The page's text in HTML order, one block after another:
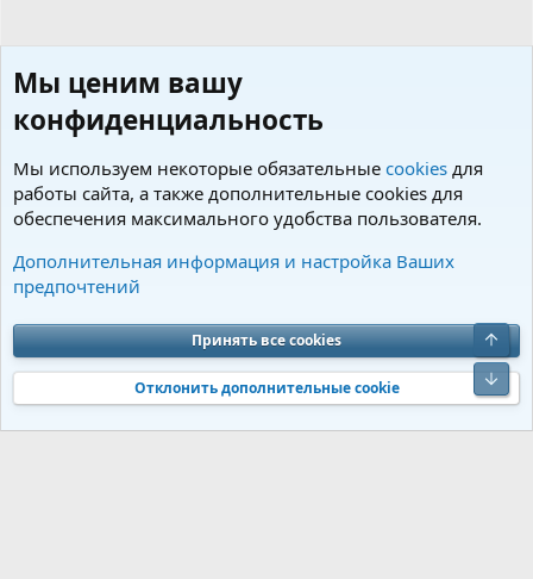
Теги
Cookies Charm by DCom
Обратная связь
Условия и правила
Политика конфиденциальности
Помощь
S
S
Community platform by XenForo® © 2010-2026 XenForo Ltd. Перевод от
Jumuro®|Media embeds via s9e/MediaSites
Мы ценим вашу
конфиденциальность
Мы используем некоторые обязательные cookies для
работы сайта, а также дополнительные cookies для
обеспечения максимального удобства пользователя.
Дополнительная информация и настройка Ваших
предпочтений
Принять все cookies
Отклонить дополнительные cookie
Верх
Низ